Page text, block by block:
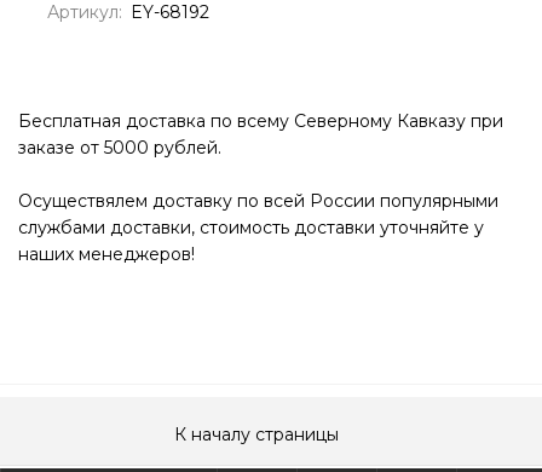
Артикул: EY-68192
Бесплатная доставка по всему Северному Кавказу при
заказе от 5000 рублей.
Осуществялем доставку по всей России популярными
службами доставки, стоимость доставки уточняйте у
наших менеджеров!
К началу страницы